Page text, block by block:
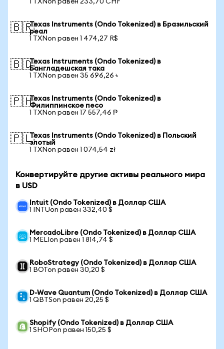
1 TXNon равен 233,70 CHF
🇧🇷Texas Instruments (Ondo Tokenized) в Бразильский
реал
1 TXNon равен 1 474,27 R$
🇧🇩Texas Instruments (Ondo Tokenized) в
Бангладешская така
1 TXNon равен 35 696,26 ৳
🇵🇭Texas Instruments (Ondo Tokenized) в
Филиппинское песо
1 TXNon равен 17 557,46 ₱
🇵🇱Texas Instruments (Ondo Tokenized) в Польский
злотый
1 TXNon равен 1 074,54 zł
Конвертируйте другие активы реального мира
в USD
Intuit (Ondo Tokenized) в Доллар США
1 INTUon равен 332,40 $
MercadoLibre (Ondo Tokenized) в Доллар США
1 MELIon равен 1 814,74 $
RoboStrategy (Ondo Tokenized) в Доллар США
1 BOTon равен 30,20 $
D-Wave Quantum (Ondo Tokenized) в Доллар США
1 QBTSon равен 20,25 $
Shopify (Ondo Tokenized) в Доллар США
1 SHOPon равен 150,25 $